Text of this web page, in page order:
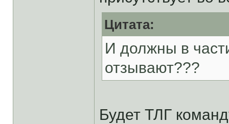
Цитата:
И должны в
отзывают???
Будет ТЛГ